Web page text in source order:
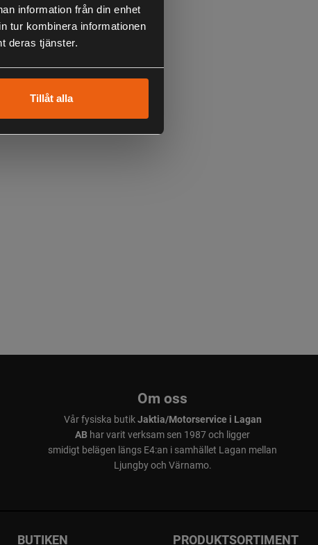
information från din enhet
tur kombinera informationen
deras tjänster.
Tillåt alla
Webshop
Om oss
Vår fysiska butikJaktia/Motorservice i Lagan
AB har varit verksam sen 1987 och ligger
smidigt belägen längs E4:an i samhället Lagan mellan
Ljungby och Värnamo.
BUTIKEN PRODUKTSORTIMENT